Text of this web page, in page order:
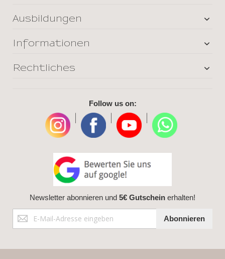
Ausbildungen
Informationen
Rechtliches
Follow us on:
Newsletter abonnieren und 5€ Gutschein erhalten!
Anmeldung
zum
Abonnieren